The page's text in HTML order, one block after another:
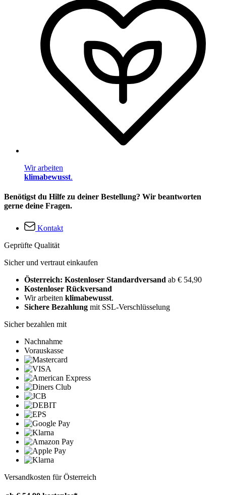
Wir arbeiten
klimabewusst.
Benötigst du Hilfe zu deiner Bestellung? Wir beantworten
gerne deine Fragen.
Kontakt
Geprüfte Qualität
Sicher und vertraut einkaufen
Österreich: Kostenloser Standardversand ab € 54,90
Kostenloser Rückversand
Wir arbeiten klimabewusst.
Sichere Bezahlung mit SSL-Verschlüsselung
Sicher bezahlen mit
Nachnahme
Vorauskasse
Versandkosten für Österreich